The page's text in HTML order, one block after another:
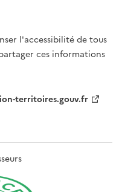
l'accessibilité de tous
ces informations
territoires.gouv.fr